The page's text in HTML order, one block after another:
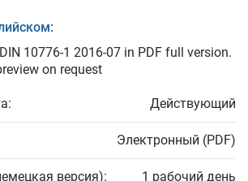
10776-1 2016-07 in PDF full version.
on request
Действующий
Электронный (PDF)
версия): 1 рабочий день